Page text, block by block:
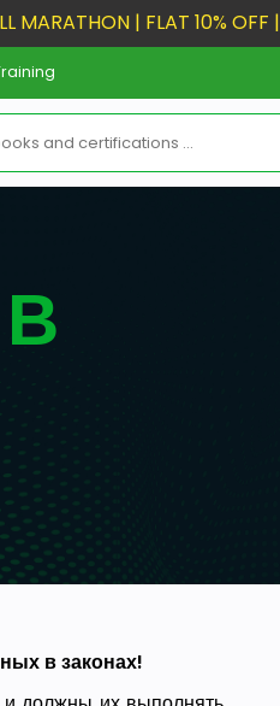
MARATHON | FLAT 10% OFF |
в законах!